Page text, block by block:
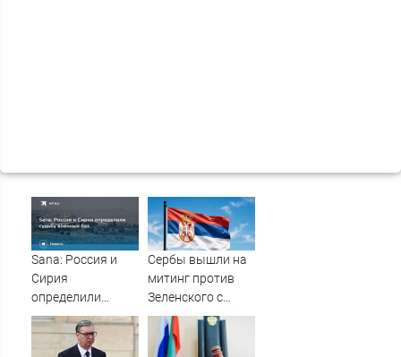
Sana: Россия и
Сирия
определили
судьбу военных
баз
Сербы вышли на
митинг против
Зеленского с
портретами
Путина